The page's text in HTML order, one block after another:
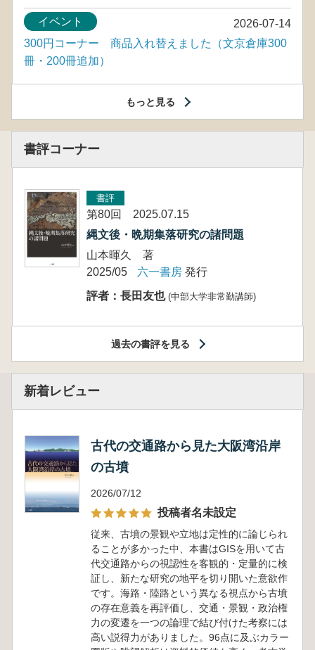
2026-07-14
イベント
300円コーナー 商品入れ替えました（文京倉庫300
冊・200冊追加）
もっと見る
書評コーナー
書評
第80回 2025.07.15
縄文後・晩期集落研究の諸問題
山本暉久 著
2025/05
六一書房 発行
評者：長田友也 (中部大学非常勤講師)
過去の書評を見る
新着レビュー
古代の交通路から見た大阪湾沿岸
の古墳
2026/07/12
投稿者名未設定
従来、古墳の景観や立地は定性的に論じられ
ることが多かった中、本書はGISを用いて古
代交通路からの視認性を客観的・定量的に検
証し、新たな研究の地平を切り開いた意欲作
です。海路・陸路という異なる視点から古墳
の存在意義を再評価し、交通・景観・政治権
力の変遷を一つの論理で結び付けた考察には
高い説得力がありました。96点に及ぶカラー